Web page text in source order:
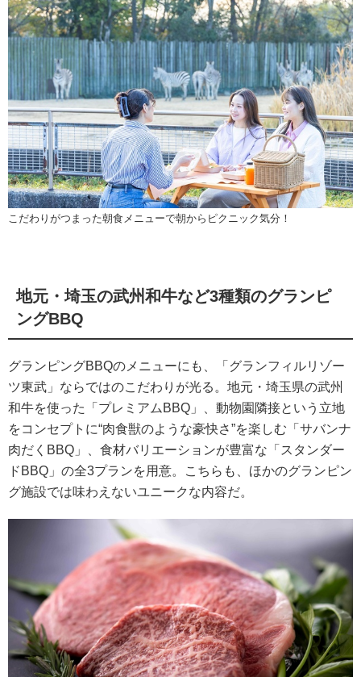
こだわりがつまった朝食メニューで朝からピクニック気分！
地元・埼玉の武州和牛など3種類のグランピ
ングBBQ
グランピングBBQのメニューにも、「グランフィルリゾー
ツ東武」ならではのこだわりが光る。地元・埼玉県の武州
和牛を使った「プレミアムBBQ」、動物園隣接という立地
をコンセプトに“肉食獣のような豪快さ”を楽しむ「サバンナ
肉だくBBQ」、食材バリエーションが豊富な「スタンダー
ドBBQ」の全3プランを用意。こちらも、ほかのグランピン
グ施設では味わえないユニークな内容だ。